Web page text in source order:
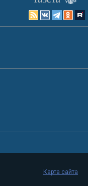
Карта сайта